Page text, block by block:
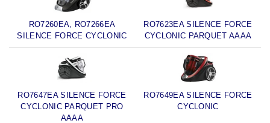
RO7260EA, RO7266EA
SILENCE FORCE CYCLONIC
RO7623EA SILENCE FORCE
CYCLONIC PARQUET AAAA
RO7647EA SILENCE FORCE
CYCLONIC PARQUET PRO
AAAA
RO7649EA SILENCE FORCE
CYCLONIC